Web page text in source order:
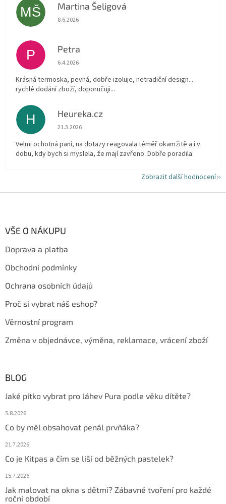
MŠ Martina Šeligová
Hodnocení obchodu je 5 z 5 hvězdiček.
8.6.2026
P Petra
Hodnocení obchodu je 5 z 5 hvězdiček.
6.4.2026
Krásná termoska, pevná, dobře izoluje, netradiční design...
rychlé dodání zboží, doporučuji...
H Heureka.cz
Hodnocení obchodu je 5 z 5 hvězdiček.
21.3.2026
Velmi ochotná paní, na dotazy reagovala téměř okamžitě a i v
dobu, kdy bych si myslela, že mají zavřeno. Dobře poradila.
Zobrazit další hodnocení
VŠE O NÁKUPU
Doprava a platba
Obchodní podmínky
Ochrana osobních údajů
Proč si vybrat náš eshop?
Věrnostní program
Změna v objednávce, výměna, reklamace, vrácení zboží
BLOG
Jaké pítko vybrat pro láhev Pura podle věku dítěte?
5.8.2026
Co by měl obsahovat penál prvňáka?
21.7.2026
Co je Kitpas a čím se liší od běžných pastelek?
15.7.2026
Jak malovat na okna s dětmi? Zábavné tvoření pro každé
roční období